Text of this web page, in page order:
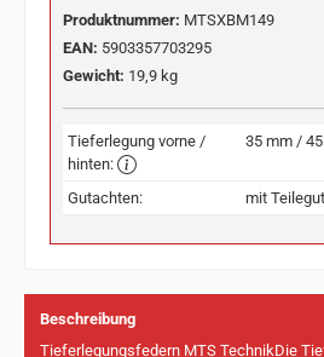
Produktnummer: MTSXBM149
EAN: 5903357703295
Gewicht: 19,9 kg
Tieferlegung vorne /
hinten:
35 mm /
Gutachten: mit
Beschreibung
Tieferlegungsfedern MTS TechnikDie